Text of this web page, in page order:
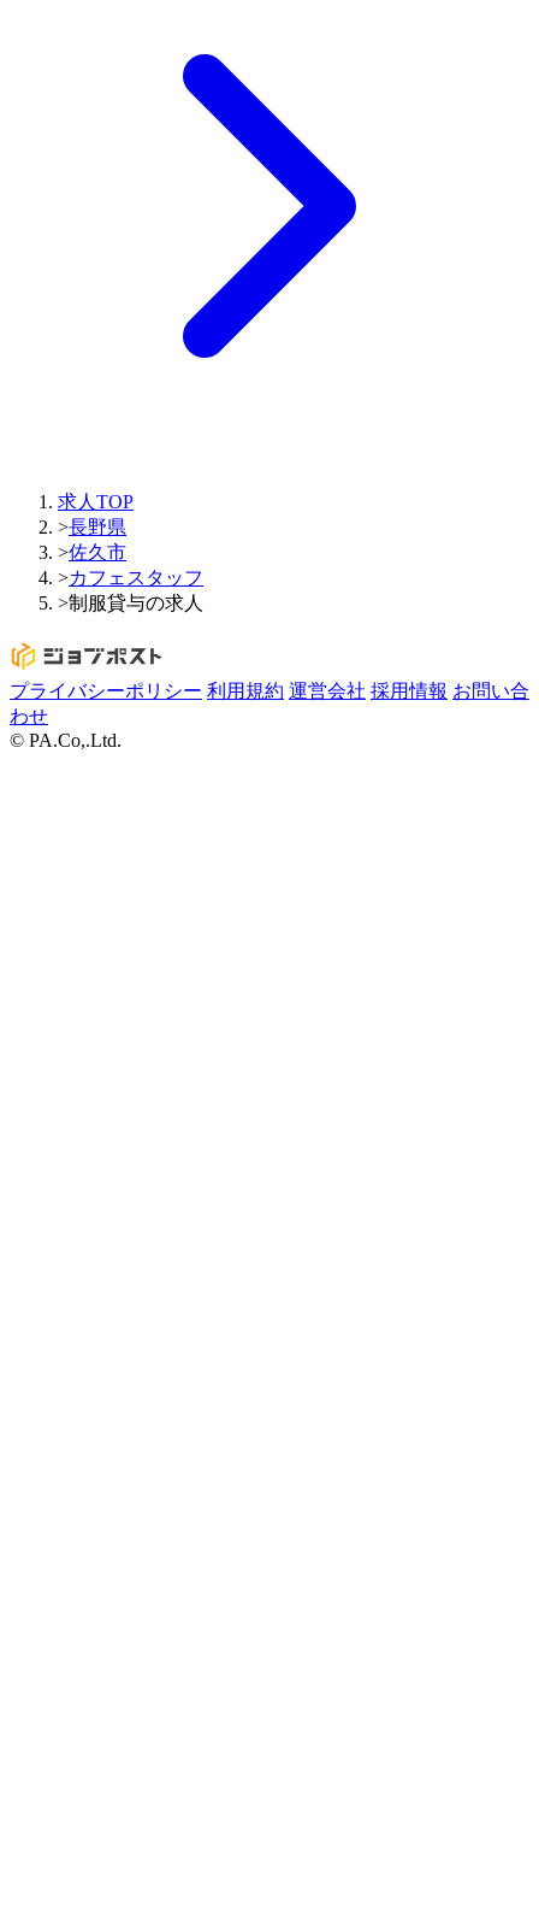
求人TOP
>長野県
>佐久市
>カフェスタッフ
>制服貸与の求人
プライバシーポリシー 利用規約 運営会社 採用情報 お問い合
わせ
© PA.Co,.Ltd.